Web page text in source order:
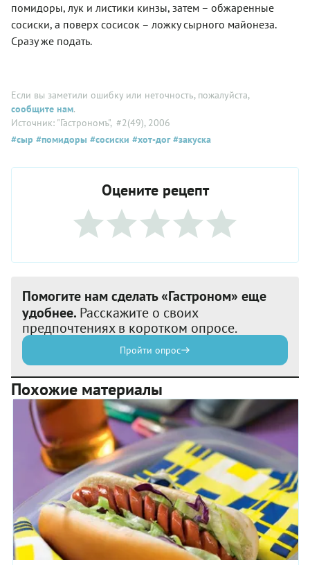
помидоры, лук и листики кинзы, затем – обжаренные
сосиски, а поверх сосисок – ложку сырного майонеза.
Сразу же подать.
Если вы заметили ошибку или неточность, пожалуйста,
сообщите нам.
Источник: "Гастрономъ", #2(49), 2006
#сыр #помидоры #сосиски #хот-дог#закуска
Оцените рецепт
Помогите нам сделать «Гастроном» еще
удобнее. Расскажите о своих
предпочтениях в коротком опросе.
Пройти опрос
Похожие материалы